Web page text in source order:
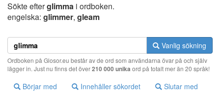
Sökte efterglimma i ordboken.
engelska: glimmer, gleam
Vanlig sökning
Ordboken på Glosor.eu består av de ord som användarna övar på och själv
lägger in. Just nu finns det över210 000 unika ord på totalt mer än 20 språk!
Börjar med Innehåller sökordet Slutar med